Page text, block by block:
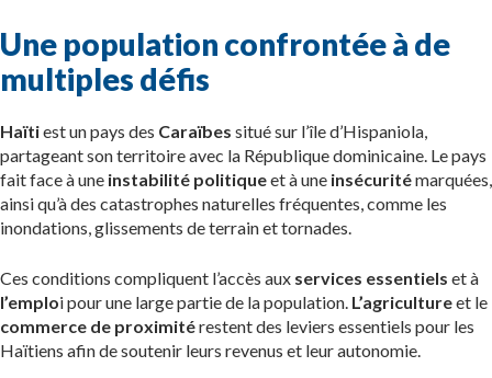
Une population confrontée à de
multiples défis
Haïtiest un pays des Caraïbes situé sur l’île d’Hispaniola,
partageant son territoire avec la République dominicaine. Le pays
fait face à une instabilité politiqueet à une insécuritémarquées,
ainsi qu’à des catastrophes naturelles fréquentes, comme les
inondations, glissements de terrain et tornades.
Ces conditions compliquent l’accès aux services essentiels et à
l’emploi pour une large partie de la population. L’agricultureet le
commerce de proximitérestent des leviers essentiels pour les
Haïtiens afin de soutenir leurs revenus et leur autonomie.